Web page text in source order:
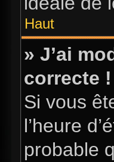
Haut
» J’ai
correcte !
Si vous
l’heure
probable